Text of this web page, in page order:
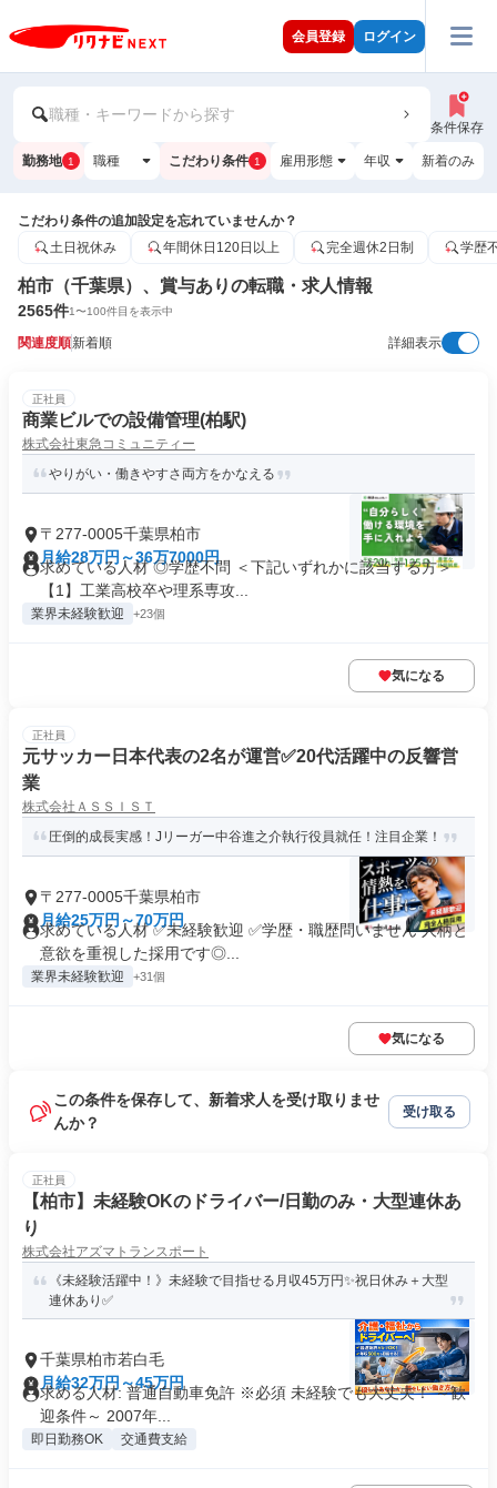
会員登録 ログイン
職種・キーワードから探す
条件保存
勤務地 1 職種 こだわり条件 1 雇用形態 年収 新着のみ
こだわり条件の追加設定を忘れていませんか？
土日祝休み
年間休日120日以上 完全週休2日制 学歴
柏市（千葉県）、賞与ありの転職・求人情報
2565件1〜100件目を表示中
関連度順新着順 詳細表示
正社員
商業ビルでの設備管理(柏駅)
株式会社東急コミュニティー
やりがい・働きやすさ両方をかなえる
〒277-0005千葉県柏市
月給28万円～36万7000円
求めている人材 ◎学歴不問 ＜下記いずれかに該当する方＞
【1】工業高校卒や理系専攻...
業界未経験歓迎 +23個
気になる
正社員
元サッカー日本代表の2名が運営✅️20代活躍中の反響営
業
株式会社ＡＳＳＩＳＴ
圧倒的成長実感！Jリーガー中谷進之介執行役員就任！注目企業！
〒277-0005千葉県柏市
月給25万円～70万円
求めている人材 ✅未経験歓迎 ✅学歴・職歴問いません 人柄と
意欲を重視した採用です◎...
業界未経験歓迎 +31個
気になる
この条件を保存して、新着求人を受け取りませ
んか？
受け取る
正社員
【柏市】未経験OKのドライバー/日勤のみ・大型連休あ
り
株式会社アズマトランスポート
《未経験活躍中！》未経験で目指せる月収45万円✨祝日休み＋大型
連休あり✅
千葉県柏市若白毛
月給32万円～45万円
求める人材: 普通自動車免許 ※必須 未経験でも大丈夫！ ～歓
迎条件～ 2007年...
即日勤務OK 交通費支給